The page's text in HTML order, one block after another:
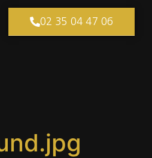
02 35 04 47 06